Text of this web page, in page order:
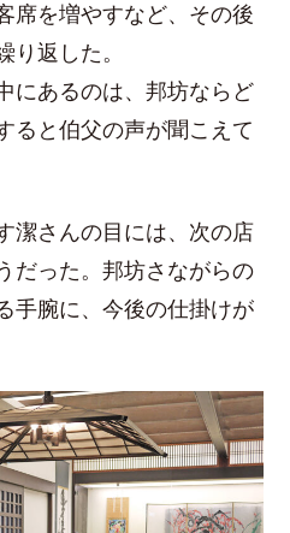
席を増やすなど、その後
り返した。
にあるのは、邦坊ならど
ると伯父の声が聞こえて
潔さんの目には、次の店
だった。邦坊さながらの
手腕に、今後の仕掛けが